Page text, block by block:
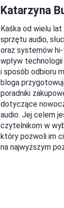
Katarzyna
Kaśka od wielu
sprzętu audio,
oraz systemów
wpływ
i sposób odbioru
bloga
poradniki
dotyczące
audio. Jej celem
czytelnikom w
który pozwoli im
na najwyższym